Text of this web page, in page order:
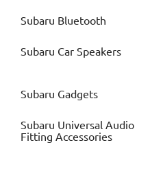
Subaru Bluetooth
Subaru Car Speakers
Subaru Gadgets
Subaru Universal Audio
Fitting Accessories